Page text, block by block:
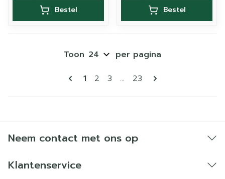
Bestel Bestel
Pagina's
U lees momenteel pagina
1 Pagina
2 Pagina
3 ... Pagina
23
Toon per pagina
Neem contact met ons op
Klantenservice